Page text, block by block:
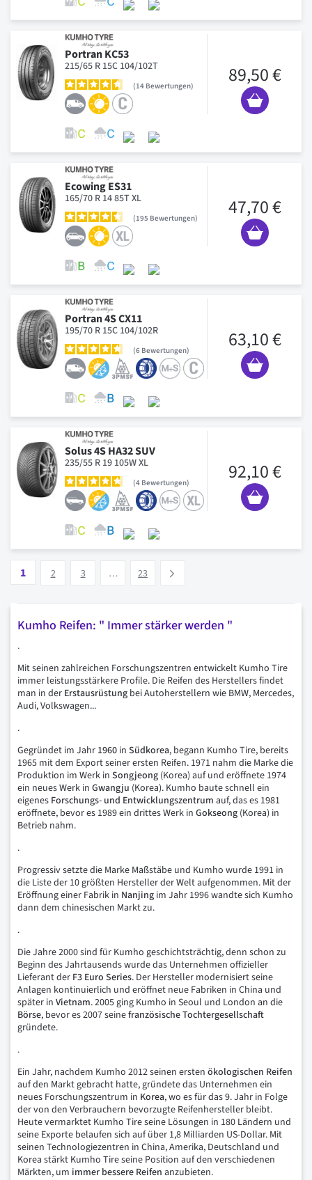
Portran KC53
215/65 R 15C 104/102T
14 Bewertungen 89,50 €
Ecowing ES31
165/70 R 14 85T XL
195 Bewertungen 47,70 €
Portran 4S CX11
195/70 R 15C 104/102R
6 Bewertungen 63,10 €
Solus 4S HA32 SUV
235/55 R 19 105W XL
4 Bewertungen 92,10 €
Vous lisez actuellement la page
1 2 3 … 23
Kumho Reifen: " Immer stärker werden "
.
Mit seinen zahlreichen Forschungszentren entwickelt Kumho Tire
immer leistungsstärkere Profile. Die Reifen des Herstellers findet
man in der Erstausrüstung bei Autoherstellern wie BMW, Mercedes,
Audi, Volkswagen...
.
Gegründet im Jahr 1960 in Südkorea, begann Kumho Tire, bereits
1965 mit dem Export seiner ersten Reifen. 1971 nahm die Marke die
Produktion im Werk in Songjeong (Korea) auf und eröffnete 1974
ein neues Werk in Gwangju (Korea). Kumho baute schnell ein
eigenes Forschungs- und Entwicklungszentrum auf, das es 1981
eröffnete, bevor es 1989 ein drittes Werk in Gokseong (Korea) in
Betrieb nahm.
.
Progressiv setzte die Marke Maßstäbe und Kumho wurde 1991 in
die Liste der 10 größten Hersteller der Welt aufgenommen. Mit der
Eröffnung einer Fabrik in Nanjing im Jahr 1996 wandte sich Kumho
dann dem chinesischen Markt zu.
.
Die Jahre 2000 sind für Kumho geschichtsträchtig, denn schon zu
Beginn des Jahrtausends wurde das Unternehmen offizieller
Lieferant der F3 Euro Series. Der Hersteller modernisiert seine
Anlagen kontinuierlich und eröffnet neue Fabriken in China und
später in Vietnam. 2005 ging Kumho in Seoul und London an die
Börse, bevor es 2007 seinefranzösische Tochtergesellschaft
gründete.
.
Ein Jahr, nachdem Kumho 2012 seinen ersten ökologischen Reifen
auf den Markt gebracht hatte, gründete das Unternehmen ein
neues Forschungszentrum in Korea, wo es für das 9. Jahr in Folge
der von den Verbrauchern bevorzugte Reifenhersteller bleibt.
Heute vermarktet Kumho Tire seine Lösungen in 180 Ländern und
seine Exporte belaufen sich auf über 1,8 Milliarden US-Dollar. Mit
seinen Technologiezentren in China, Amerika, Deutschland und
Korea stärkt Kumho Tire seine Position auf den verschiedenen
Märkten, um immer bessere Reifen anzubieten.